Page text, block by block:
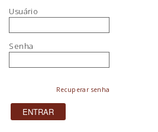
Usuário
Senha
Recuperar senha